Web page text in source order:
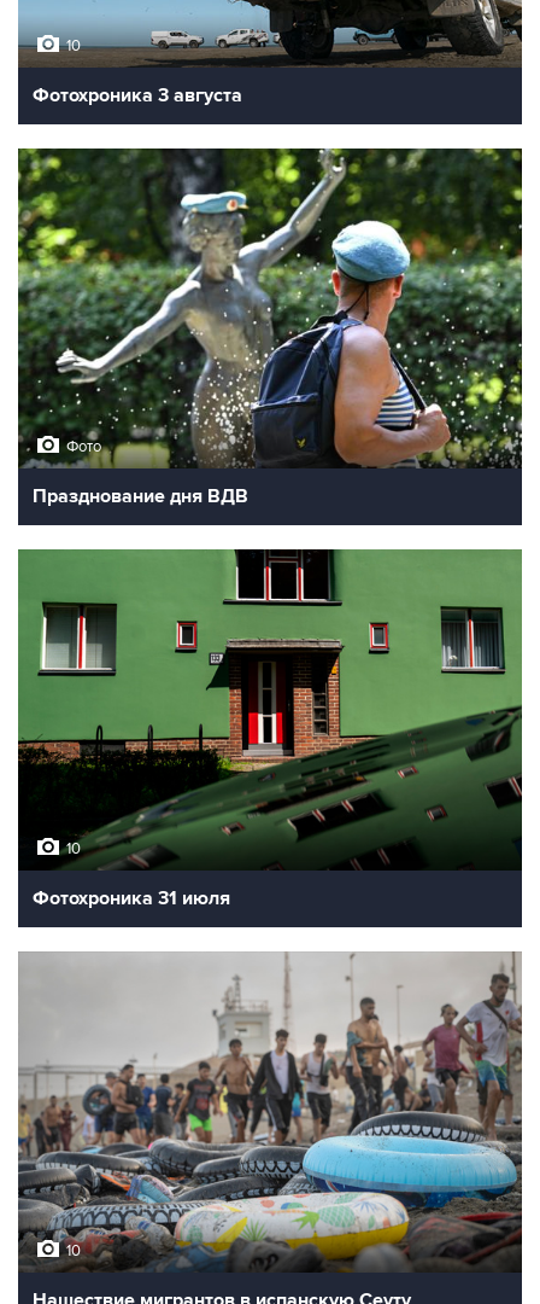
10
Фотохроника 3 августа
Фото
Празднование дня ВДВ
10
Фотохроника 31 июля
10